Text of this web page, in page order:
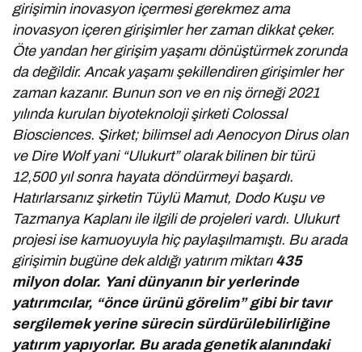
girişimin inovasyon içermesi gerekmez ama
inovasyon içeren girişimler her zaman dikkat çeker.
Öte yandan her girişim yaşamı dönüştürmek zorunda
da değildir. Ancak yaşamı şekillendiren girişimler her
zaman kazanır. Bunun son ve en niş örneği 2021
yılında kurulan biyoteknoloji şirketi Colossal
Biosciences. Şirket; bilimsel adı Aenocyon Dirus olan
ve Dire Wolf yani “Ulukurt” olarak bilinen bir türü
12,500 yıl sonra hayata döndürmeyi başardı.
Hatırlarsanız şirketin Tüylü Mamut, Dodo Kuşu ve
Tazmanya Kaplanı ile ilgili de projeleri vardı. Ulukurt
projesi ise kamuoyuyla hiç paylaşılmamıştı. Bu arada
girişimin bugüne dek aldığı yatırım miktarı 435
milyon dolar. Yanidünyanın bir yerlerinde
yatırımcılar, “önce ürünü görelim” gibi bir tavır
sergilemek yerine sürecin sürdürülebilirliğine
yatırım yapıyorlar. Bu arada genetik alanındaki